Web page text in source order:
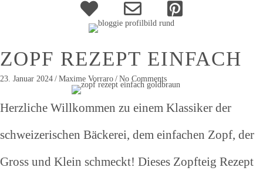
About Kontakt
ZOPF REZEPT EINFACH
23. Januar 2024 / Maxime Vorraro / No Comments
Herzliche Willkommen zu einem Klassiker der
schweizerischen Bäckerei, dem einfachen Zopf, der
Gross und Klein schmeckt! Dieses Zopfteig Rezept